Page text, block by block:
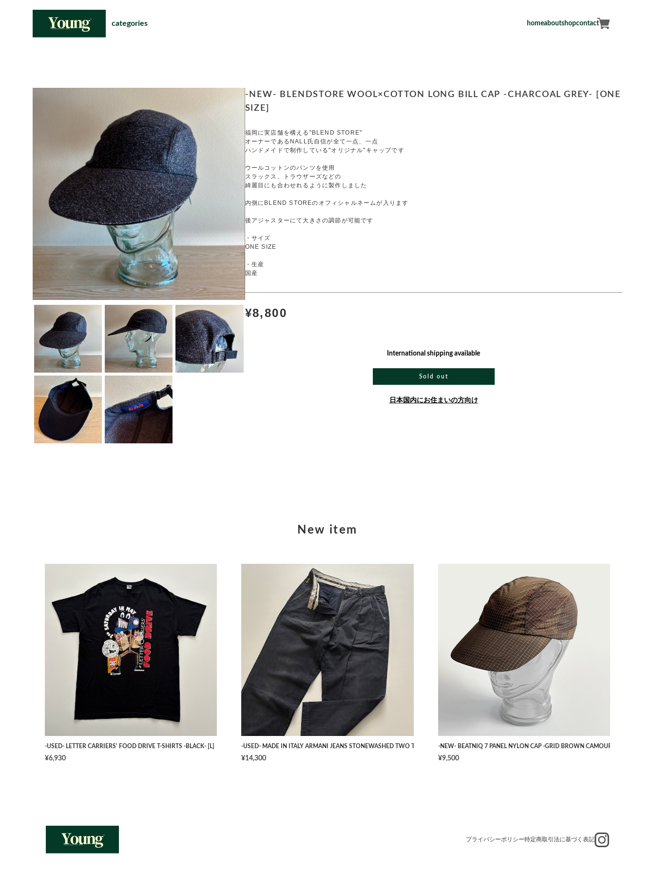
categories homeaboutshopcontact
-NEW- BLENDSTORE WOOL×COTTON LONG BILL CAP -CHARCOAL GREY- [ONE
SIZE]
福岡に実店舗を構える"BLEND STORE"
オーナーであるNALL氏自信が全て一点、一点
ハンドメイドで制作している"オリジナル"キャップです
ウールコットンのパンツを使用
スラックス、トラウザーズなどの
綺麗目にも合わせれるように製作しました
内側にBLEND STOREのオフィシャルネームが入ります
後アジャスターにて大きさの調節が可能です
・サイズ
ONE SIZE
・生産
国産
¥8,800
International shipping available
Sold out
日本国内にお住まいの方向け
New item
-USED- LETTER CARRIERS' FOOD DRIVE T-SHIRTS -BLACK- [L]
¥6,930
-USED- MADE IN ITALY ARMANI JEANS STONEWASHED TWO TUCK PANTS -NAVY- [W34]
¥14,300
-NEW- BEATNIQ 7 PANEL NYLON CAP -GRID BROWN CAMOUFLAGE- [ONE
¥9,500
プライバシーポリシー特定商取引法に基づく表記